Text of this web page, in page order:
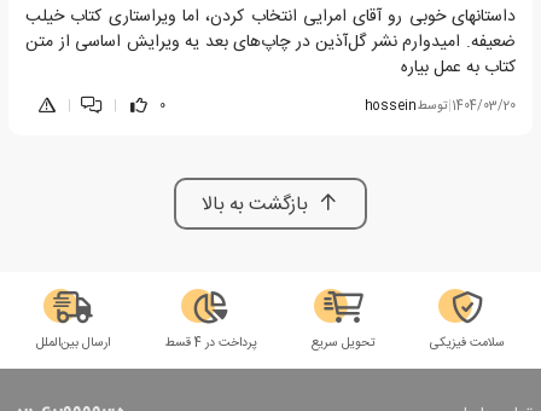
داستانهای خوبی رو آقای امرایی انتخاب کردن، اما ویراستاری کتاب خیلب
ضعیفه. امیدوارم نشر گل‌آذین در چاپ‌های بعد یه ویرایش اساسی از متن
کتاب به عمل بیاره
1404/03/20
|توسطhossein
0
|
|
بازگشت به بالا
سلامت فیزیکی تحویل سریع پرداخت در 4 قسط ارسال بین‌الملل